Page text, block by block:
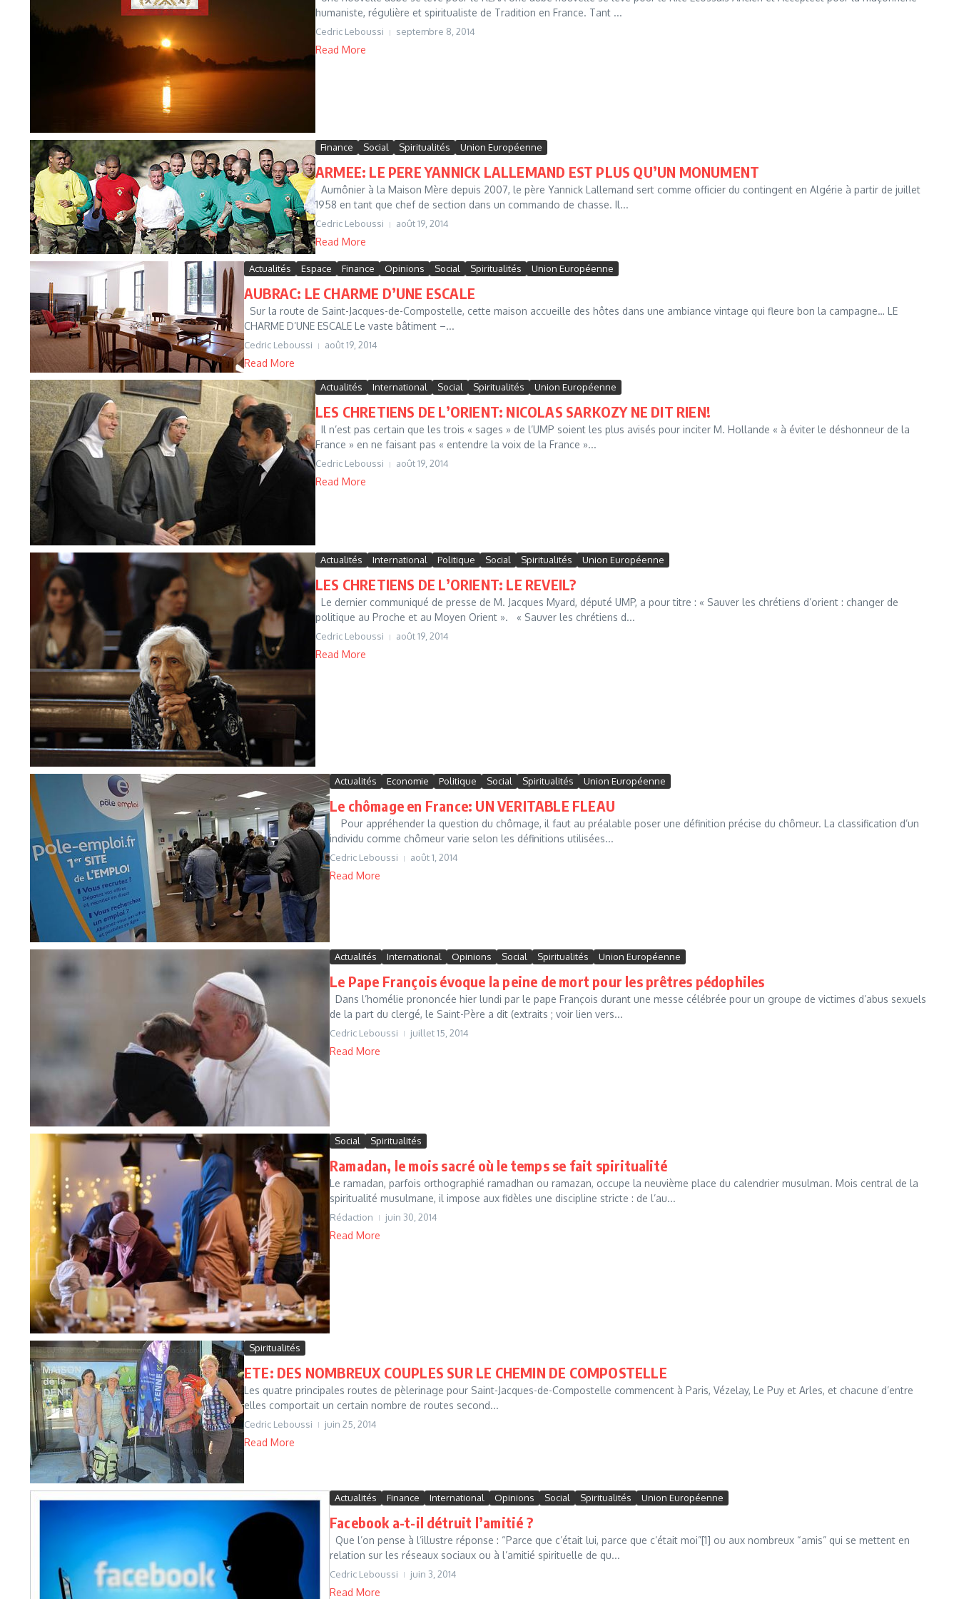
humaniste, régulière et spiritualiste de Tradition en France. Tant ...
Cedric Leboussi septembre 8, 2014
Read More
Finance Social Spiritualités Union Européenne
ARMEE: LE PERE YANNICK LALLEMAND EST PLUS QU’UN MONUMENT
Aumônier à la Maison Mère depuis 2007, le père Yannick Lallemand sert comme officier du contingent en Algérie à partir de juillet
1958 en tant que chef de section dans un commando de chasse. Il...
Cedric Leboussi août 19, 2014
Read More
Actualités Espace Finance Opinions Social Spiritualités Union Européenne
AUBRAC: LE CHARME D’UNE ESCALE
Sur la route de Saint-Jacques-de-Compostelle, cette maison accueille des hôtes dans une ambiance vintage qui fleure bon la campagne… LE
CHARME D’UNE ESCALE Le vaste bâtiment –...
Cedric Leboussi août 19, 2014
Read More
Actualités International Social Spiritualités Union Européenne
LES CHRETIENS DE L’ORIENT: NICOLAS SARKOZY NE DIT RIEN!
Il n’est pas certain que les trois « sages » de l’UMP soient les plus avisés pour inciter M. Hollande « à éviter le déshonneur de la
France » en ne faisant pas « entendre la voix de la France »...
Cedric Leboussi août 19, 2014
Read More
Actualités International Politique Social Spiritualités Union Européenne
LES CHRETIENS DE L’ORIENT: LE REVEIL?
Le dernier communiqué de presse de M. Jacques Myard, député UMP, a pour titre : « Sauver les chrétiens d’orient : changer de
politique au Proche et au Moyen Orient ». « Sauver les chrétiens d...
Cedric Leboussi août 19, 2014
Read More
Actualités Economie Politique Social Spiritualités Union Européenne
Le chômage en France: UN VERITABLE FLEAU
Pour appréhender la question du chômage, il faut au préalable poser une définition précise du chômeur. La classification d’un
individu comme chômeur varie selon les définitions utilisées...
Cedric Leboussi août 1, 2014
Read More
Actualités International Opinions Social Spiritualités Union Européenne
Le Pape François évoque la peine de mort pour les prêtres pédophiles
Dans l’homélie prononcée hier lundi par le pape François durant une messe célébrée pour un groupe de victimes d’abus sexuels
de la part du clergé, le Saint-Père a dit (extraits ; voir lien vers...
Cedric Leboussi juillet 15, 2014
Read More
Social Spiritualités
Ramadan, le mois sacré où le temps se fait spiritualité
Le ramadan, parfois orthographié ramadhan ou ramazan, occupe la neuvième place du calendrier musulman. Mois central de la
spiritualité musulmane, il impose aux fidèles une discipline stricte : de l’au...
Rédaction juin 30, 2014
Read More
Spiritualités
ETE: DES NOMBREUX COUPLES SUR LE CHEMIN DE COMPOSTELLE
Les quatre principales routes de pèlerinage pour Saint-Jacques-de-Compostelle commencent à Paris, Vézelay, Le Puy et Arles, et chacune d’entre
elles comportait un certain nombre de routes second...
Cedric Leboussi juin 25, 2014
Read More
Actualités Finance International Opinions Social Spiritualités Union Européenne
Facebook a-t-il détruit l’amitié ?
Que l’on pense à l’illustre réponse : “Parce que c’était lui, parce que c’était moi”[1] ou aux nombreux “amis” qui se mettent en
relation sur les réseaux sociaux ou à l’amitié spirituelle de qu...
Cedric Leboussi juin 3, 2014
Read More